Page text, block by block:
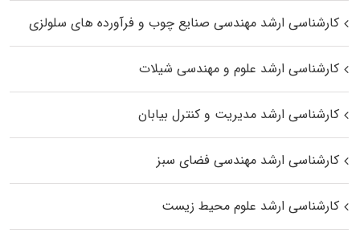
کارشناسی ارشد مهندسی صنایع چوب و فرآورده‌ های سلولزی
کارشناسی ارشد علوم و مهندسی شیلات
کارشناسی ارشد مدیریت و کنترل بیابان
کارشناسی ارشد مهندسی فضای سبز
کارشناسی ارشد علوم محیط‌ زیست